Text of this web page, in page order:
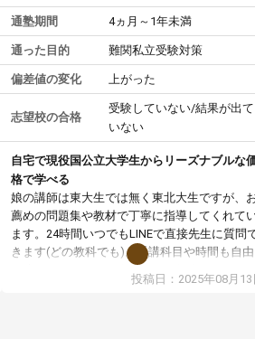
通塾期間 4ヵ月～1年未満
通った目的 難関私立受験対策
偏差値の変化 上がった
志望校の合格
受験していない/結果が出て
いない
自宅で現役国公立大学生からリーズナブルな
格で学べる
娘の講師は東大生では無く東北大生ですが、
薦めの問題集や教材で丁寧に指導してくれて
ます。24時間いつでもLINEで直接先生に質問
きます(どの教科でも)。受講科目や時間も自由
に決めれるので、個人に合った勉強ができると
思います。カリキュラム相談みたいなのがあ
投稿日：2025年08月13